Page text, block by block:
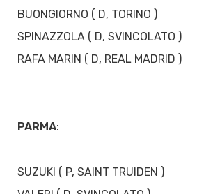
BUONGIORNO ( D, TORINO )
SPINAZZOLA ( D, SVINCOLATO )
RAFA MARIN ( D, REAL MADRID )
PARMA:
SUZUKI ( P, SAINT TRUIDEN )